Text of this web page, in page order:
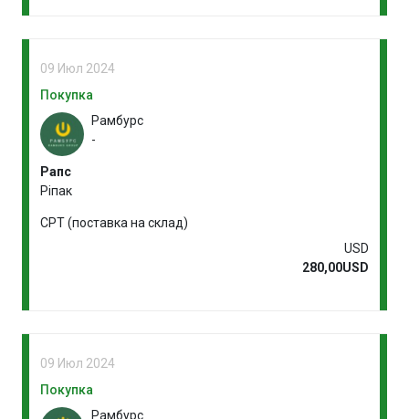
09 Июл 2024
Покупка
Рамбурс
-
Рапс
Ріпак
CPT (поставка на склад)
USD
280,00USD
09 Июл 2024
Покупка
Рамбурс